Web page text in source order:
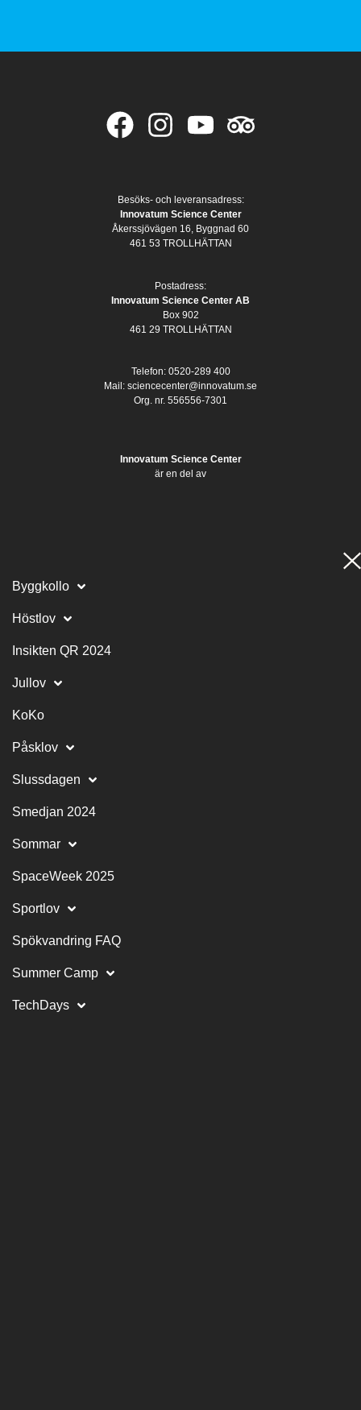
Besöks- och leveransadress:
Innovatum Science Center
Åkerssjövägen 16, Byggnad 60
461 53 TROLLHÄTTAN
Postadress:
Innovatum Science Center AB
Box 902
461 29 TROLLHÄTTAN
Telefon: 0520-289 400
Mail: sciencecenter@innovatum.se
Org. nr. 556556-7301
Innovatum Science Center
är en del av
Byggkollo
Höstlov
Insikten QR 2024
Jullov
KoKo
Påsklov
Slussdagen
Smedjan 2024
Sommar
SpaceWeek 2025
Sportlov
Spökvandring FAQ
Summer Camp
TechDays